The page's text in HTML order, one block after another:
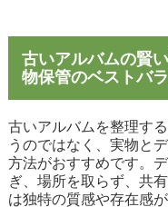
古いアルバムの賢
物保管のベストバ
古いアルバムを整理す
うのではなく、実物と
方法がおすすめです。
ぎ、場所を取らず、共
は独特の質感や存在感